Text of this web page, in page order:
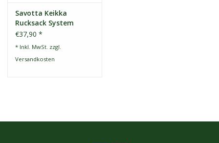
Savotta Keikka
Rucksack System
Schwarz
€37,90 *
* Inkl. MwSt. zzgl.
Versandkosten